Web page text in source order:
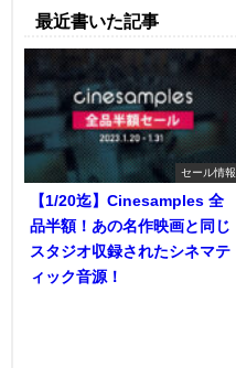
最近書いた記事
セール情報
【1/20迄】Cinesamples 全
品半額！あの名作映画と同じ
スタジオ収録されたシネマテ
ィック音源！